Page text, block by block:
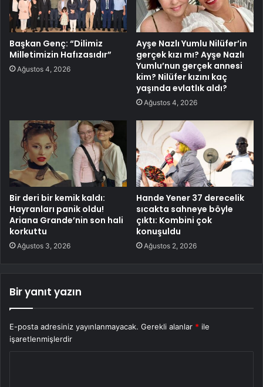
Başkan Genç: “Dilimiz
Milletimizin Hafızasıdır”
Ağustos 4, 2026
Ayşe Nazlı Yumlu Nilüfer’in
gerçek kızı mı? Ayşe Nazlı
Yumlu’nun gerçek annesi
kim? Nilüfer kızını kaç
yaşında evlatlık aldı?
Ağustos 4, 2026
Bir deri bir kemik kaldı:
Hayranları panik oldu!
Ariana Grande’nin son hali
korkuttu
Ağustos 3, 2026
Hande Yener 37 derecelik
sıcakta sahneye böyle
çıktı: Kombini çok
konuşuldu
Ağustos 2, 2026
Bir yanıt yazın
E-posta adresiniz yayınlanmayacak. Gerekli alanlar * ile
işaretlenmişlerdir